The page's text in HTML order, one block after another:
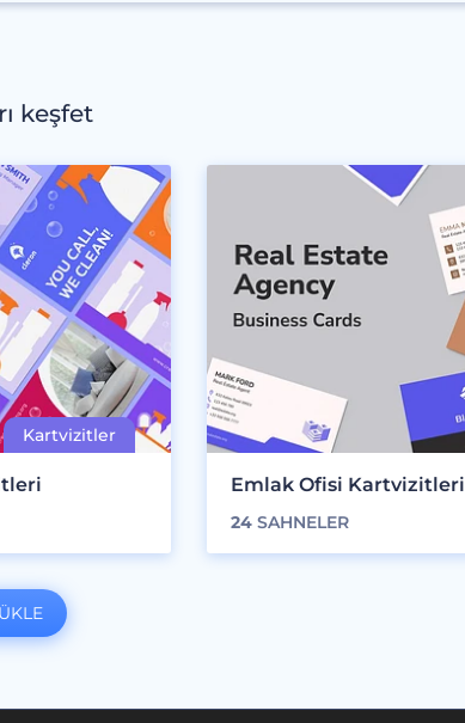
keşfet
Emlak Ofisi Kartvizitleri
24SAHNELER